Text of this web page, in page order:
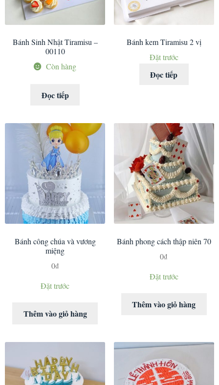
Bánh Sinh Nhật Tiramisu –
00110
Còn hàng
Đọc tiếp
Bánh kem Tiramisu 2 vị
Đặt trước
Đọc tiếp
Bánh công chúa và vương
miệng
0₫
Đặt trước
Thêm vào giỏ hàng
Bánh phong cách thập niên 70
0₫
Đặt trước
Thêm vào giỏ hàng